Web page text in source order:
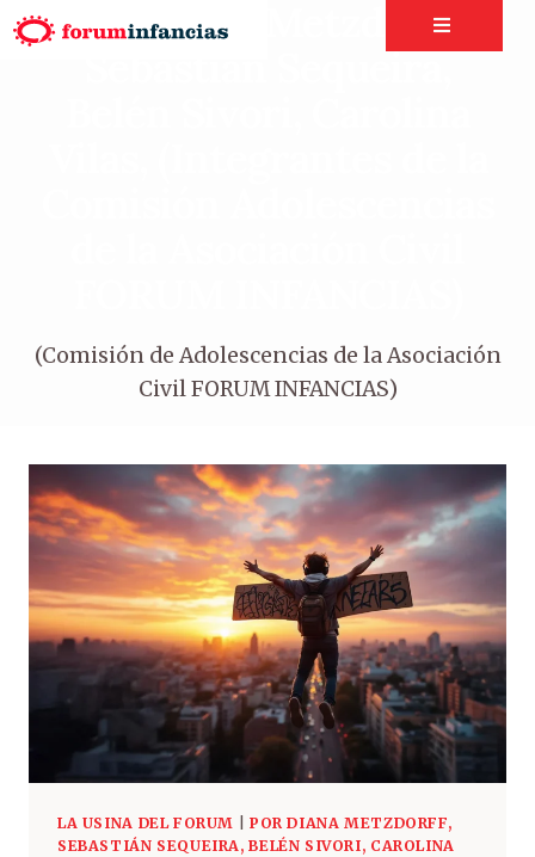
por Diana Metzdorff,
Sebastián Sequeira,
(Comisión de Adolescencias de la Asociación
Civil FORUM INFANCIAS)
LA USINA DEL FORUM
POR DIANA METZDORFF,
SEBASTIÁN SEQUEIRA, BELÉN SIVORI, CAROLINA